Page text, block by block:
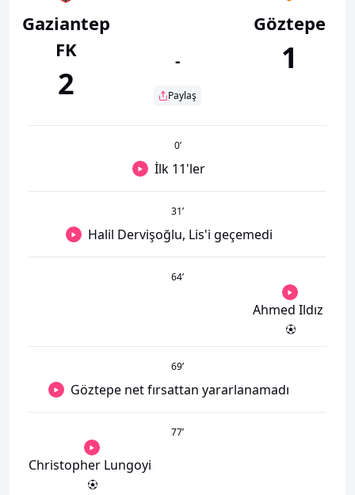
Gaziantep
FK
2
-
Paylaş
Göztepe
1
0’
İlk 11'ler
31’
Halil Dervişoğlu, Lis'i geçemedi
64’
Ahmed Ildız
69’
Göztepe net fırsattan yararlanamadı
77’
Christopher Lungoyi